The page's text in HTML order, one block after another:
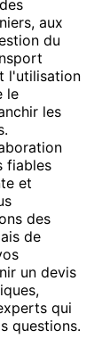
aux
du
l'utilisation
le
les
fiables
et
des
de
un devis
qui
questions.